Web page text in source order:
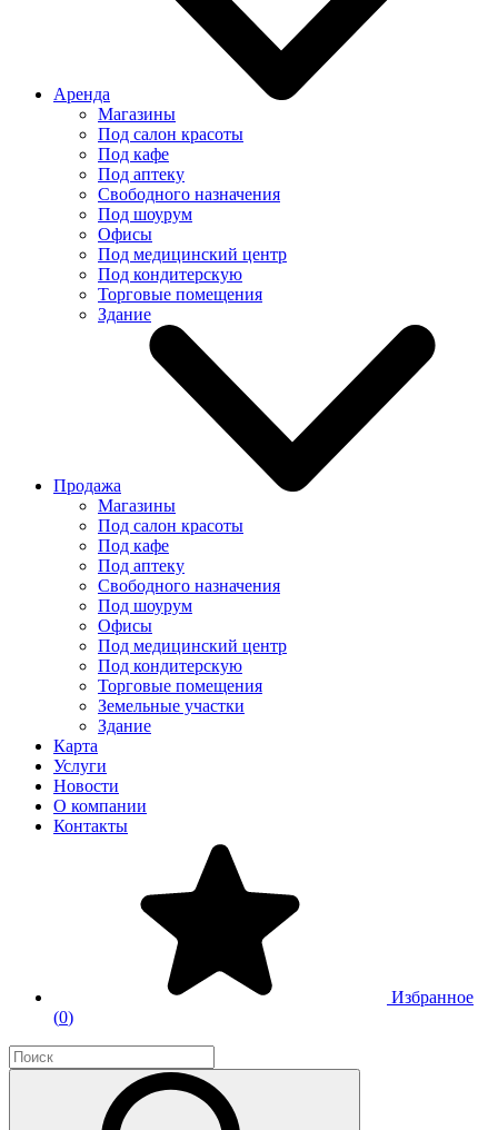
Аренда
Магазины
Под салон красоты
Под кафе
Под аптеку
Свободного назначения
Под шоурум
Офисы
Под медицинский центр
Под кондитерскую
Торговые помещения
Здание
Продажа
Магазины
Под салон красоты
Под кафе
Под аптеку
Свободного назначения
Под шоурум
Офисы
Под медицинский центр
Под кондитерскую
Торговые помещения
Земельные участки
Здание
Карта
Услуги
Новости
О компании
Контакты
Избранное
(0)